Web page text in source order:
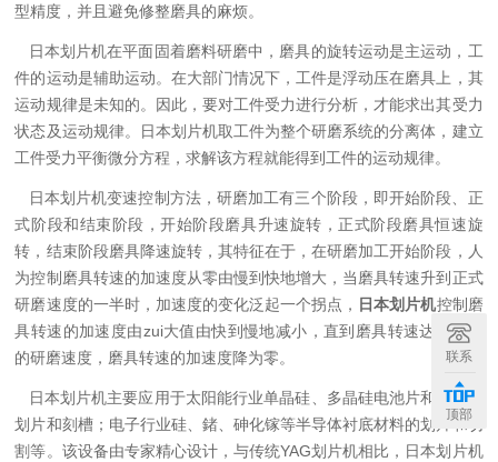
型精度，并且避免修整磨具的麻烦。
日本划片机在平面固着磨料研磨中，磨具的旋转运动是主运动，工
件的运动是辅助运动。在大部门情况下，工件是浮动压在磨具上，其
运动规律是未知的。因此，要对工件受力进行分析，才能求出其受力
状态及运动规律。日本划片机取工件为整个研磨系统的分离体，建立
工件受力平衡微分方程，求解该方程就能得到工件的运动规律。
日本划片机变速控制方法，研磨加工有三个阶段，即开始阶段、正
式阶段和结束阶段，开始阶段磨具升速旋转，正式阶段磨具恒速旋
转，结束阶段磨具降速旋转，其特征在于，在研磨加工开始阶段，人
为控制磨具转速的加速度从零由慢到快地增大，当磨具转速升到正式
研磨速度的一半时，加速度的变化泛起一个拐点， 日本划片机控制磨
具转速的加速度由zui大值由快到慢地减小，直到磨具转速达到正式
的研磨速度，磨具转速的加速度降为零。
日本划片机主要应用于太阳能行业单晶硅、多晶硅电池片和硅片的
划片和刻槽；电子行业硅、鍺、砷化镓等半导体衬底材料的划片和切
割等。该设备由专家精心设计，与传统YAG划片机相比，日本划片机
联系
顶部